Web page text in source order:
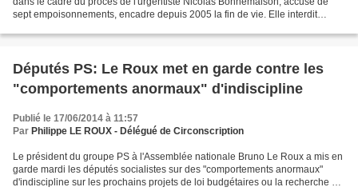
sept empoisonnements, encadre depuis 2005 la fin de vie. Elle interdit
Députés PS: Le Roux met en garde contre les
"comportements anormaux" d'indiscipline
Publié le 17/06/2014 à 11:57
Par Philippe LE ROUX - Délégué de Circonscription
Le président du groupe PS à l'Assemblée nationale Bruno Le Roux a mis en
garde mardi les députés socialistes sur des "comportements anormaux"
d'indiscipline sur les prochains projets de loi budgétaires ou la recherche de